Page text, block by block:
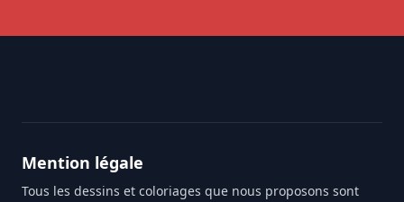
Mention légale
Tous les dessins et coloriages que nous proposons sont